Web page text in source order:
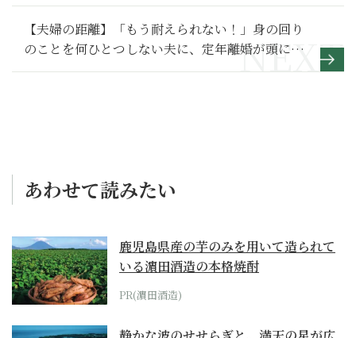
【夫婦の距離】「もう耐えられない！」身の回り
のことを何ひとつしない夫に、定年離婚が頭に浮
かぶ夫婦危機の行方～その１～
あわせて読みたい
鹿児島県産の芋のみを用いて造られて
いる濵田酒造の本格焼酎
PR(濵田酒造)